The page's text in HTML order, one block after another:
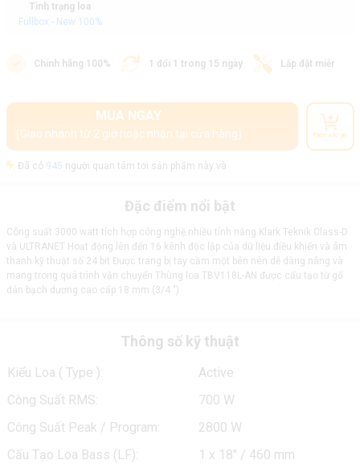
Tình trạng loa
Fullbox - New 100%
Chính hãng 100% 1 đổi 1 trong 15 ngày Lắp đặt miễn phí
MUA NGAY
(Giao nhanh từ 2 giờ hoặc nhận tại cửa hàng) Thêm vào giỏ
Đã có 945 người quan tâm tới sản phẩm này và
Đặc điểm nổi bật
Công suất 3000 watt tích hợp công nghệ nhiều tính năng Klark Teknik Class-D
và ULTRANET Hoạt động lên đến 16 kênh độc lập của dữ liệu điều khiển và âm
thanh kỹ thuật số 24 bit Được trang bị tay cầm một bên nên dễ dàng nâng và
mang trong quá trình vận chuyển Thùng loa TBV118L-AN được cấu tạo từ gố
dán bạch dương cao cấp 18 mm (3/4 ")
Thông số kỹ thuật
Kiểu Loa ( Type ):
Active
Công Suất RMS:
700 W
Công Suất Peak / Program:
2800 W
Cấu Tạo Loa Bass (LF):
1 x 18" / 460 mm